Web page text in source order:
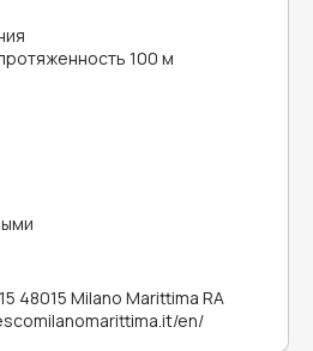
100 м
48015 Milano Marittima RA
en/